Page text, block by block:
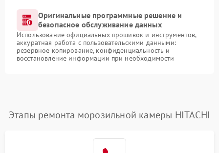
Оригинальные программные решение и
безопасное обслуживание данных
Использование официальных прошивок и инструментов,
аккуратная работа с пользовательскими данными:
резервное копирование, конфиденциальность и
восстановление информации при необходимости
Этапы ремонта морозильной камеры HITACHI